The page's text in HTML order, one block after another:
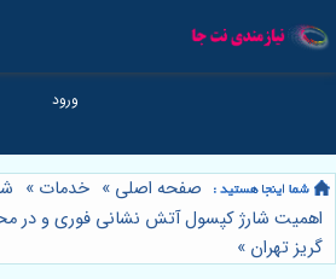
صفحه اصلی » خدمات »
اهمیت شارژ کپسول آتش نشانی فوری و در
گریز تهران »